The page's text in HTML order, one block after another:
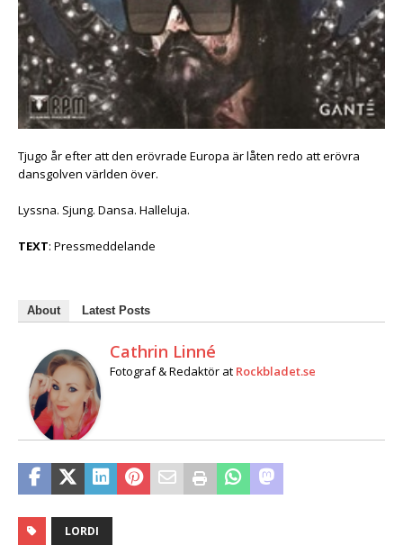
Tjugo år efter att den erövrade Europa är låten redo att erövra
dansgolven världen över.
Lyssna. Sjung. Dansa. Halleluja.
TEXT: Pressmeddelande
About Latest Posts
Cathrin Linné
Fotograf & Redaktör at Rockbladet.se
LORDI